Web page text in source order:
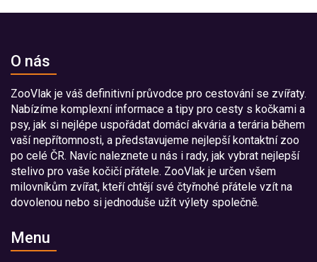
O nás
ZooVlak je váš definitivní průvodce pro cestování se zvířaty.
Nabízíme komplexní informace a tipy pro cesty s kočkami a
psy, jak si nejlépe uspořádat domácí akvária a terária během
vaší nepřítomnosti, a představujeme nejlepší kontaktní zoo
po celé ČR. Navíc naleznete u nás i rady, jak vybrat nejlepší
stelivo pro vaše kočičí přátele. ZooVlak je určen všem
milovníkům zvířat, kteří chtějí své čtyřnohé přátele vzít na
dovolenou nebo si jednoduše užít výlety společně.
Menu